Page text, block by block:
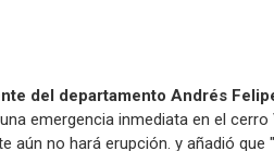
del departamento Andrés
emergencia inmediata en el
aún no hará erupción. y añadió que "